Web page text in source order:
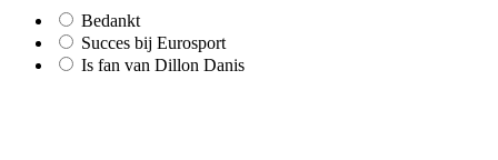
Bedankt
Succes bij Eurosport
Is fan van Dillon Danis